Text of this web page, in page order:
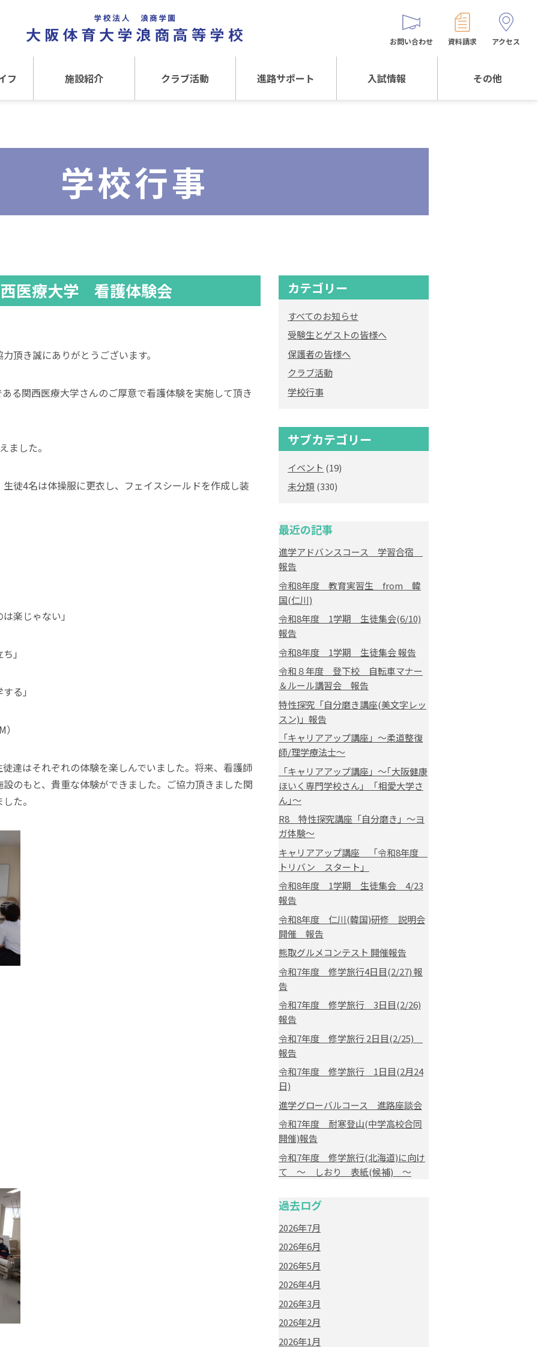
フ 施設紹介 クラブ活動
文化クラブ
進路サポート 入試情報 その他
お問い合わせ 資料請求 アクセス
学校行事
医療大学 看護体験会
頂き誠にありがとうございます。
る関西医療大学さんのご厚意で看護体験を実施して頂き
ました。
徒4名は体操服に更衣し、フェイスシールドを作成し装
楽じゃない」
」
る」
達はそれぞれの体験を楽しんでいました。将来、看護師
のもと、貴重な体験ができました。ご協力頂きました関
た。
カテゴリー
すべてのお知らせ
受験生とゲストの皆様へ
保護者の皆様へ
クラブ活動
学校行事
サブカテゴリー
イベント (19)
未分類 (330)
最近の記事
進学アドバンスコース 学習合宿
報告
令和8年度 教育実習生 from 韓
国(仁川)
令和8年度 1学期 生徒集会(6/10)
報告
令和8年度 1学期 生徒集会 報告
令和８年度 登下校 自転車マナー
＆ルール講習会 報告
特性探究「自分磨き講座(美文字レッ
スン)」報告
「キャリアアップ講座」～柔道整復
師/理学療法士～
「キャリアアップ講座」～｢大阪健康
ほいく専門学校さん｣ ｢相愛大学さ
ん｣～
R8 特性探究講座「自分磨き」～ヨ
ガ体験～
キャリアアップ講座 「令和8年度
トリバン スタート」
令和8年度 1学期 生徒集会 4/23
報告
令和8年度 仁川(韓国)研修 説明会
開催 報告
熊取グルメコンテスト 開催報告
令和7年度 修学旅行4日目(2/27) 報
告
令和7年度 修学旅行 3日目(2/26)
報告
令和7年度 修学旅行 2日目(2/25)
報告
令和7年度 修学旅行 1日目(2月24
日)
進学グローバルコース 進路座談会
令和7年度 耐寒登山(中学高校合同
開催)報告
令和7年度 修学旅行(北海道)に向け
て ～ しおり 表紙(候補) ～
過去ログ
2026年7月
2026年6月
2026年5月
2026年4月
2026年3月
2026年2月
2026年1月